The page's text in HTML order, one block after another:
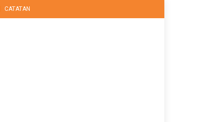
CATATAN